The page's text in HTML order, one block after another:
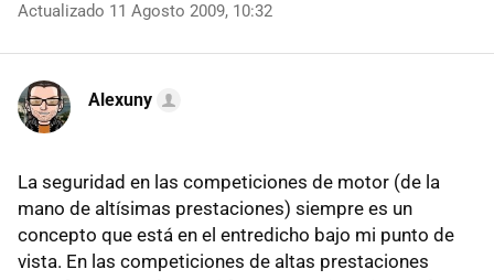
Actualizado 11 Agosto 2009, 10:32
Alexuny
La seguridad en las competiciones de motor (de la
mano de altísimas prestaciones) siempre es un
concepto que está en el entredicho bajo mi punto de
vista. En las competiciones de altas prestaciones